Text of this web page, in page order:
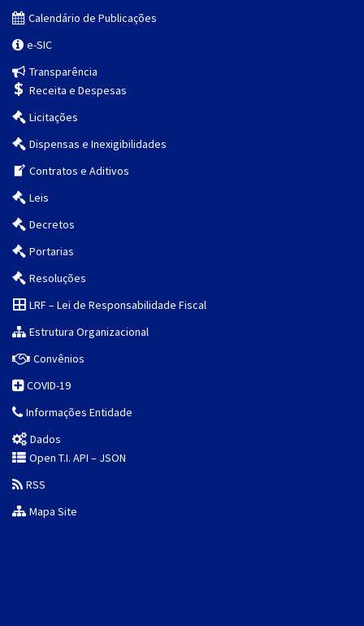
Calendário de Publicações
e-SIC
Transparência
Receita e Despesas
Licitações
Dispensas e Inexigibilidades
Contratos e Aditivos
Leis
Decretos
Portarias
Resoluções
LRF – Lei de Responsabilidade Fiscal
Estrutura Organizacional
Convênios
COVID-19
Informações Entidade
Dados
Open T.I. API – JSON
RSS
Mapa Site